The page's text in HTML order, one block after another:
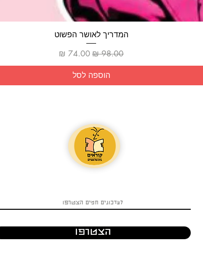
תצוגה מהירה
המדריך לאושר הפשוט
מחיר רגילמחיר מבצע
הוספה לסל
הצטרפו